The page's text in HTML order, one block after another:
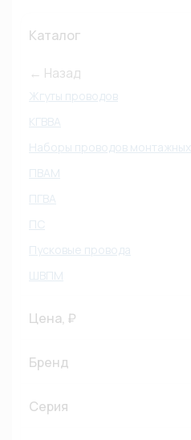
Каталог
← Назад
Жгуты проводов
КГВВА
Наборы проводов монтажных
ПВАМ
ПГВА
ПС
Пусковые провода
ШВПМ
Цена, ₽
Бренд
Серия